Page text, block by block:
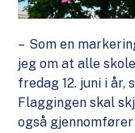
– ‎Som en
jeg om at alle
fredag 12. juni i
Flaggingen skal
også